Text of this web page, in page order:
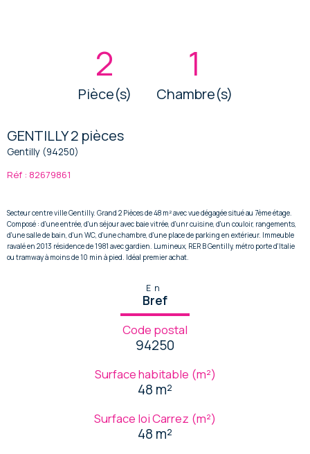
2
Pièce(s)
1
Chambre(s)
GENTILLY 2 pièces
Gentilly (94250)
Réf : 82679861
Secteur centre ville Gentilly. Grand 2 Pièces de 48 m² avec vue dégagée situé au 7ème étage.
Composé : d'une entrée, d'un séjour avec baie vitrée, d'unr cuisine, d'un couloir, rangements,
d'une salle de bain, d'un WC, d'une chambre, d'une place de parking en extérieur. Immeuble
ravalé en 2013 résidence de 1981 avec gardien. Lumineux, RER B Gentilly, métro porte d'Italie
ou tramway à moins de 10 min à pied. Idéal premier achat.
En
Bref
Code postal
94250
Surface habitable (m²)
48 m²
Surface loi Carrez (m²)
48 m²